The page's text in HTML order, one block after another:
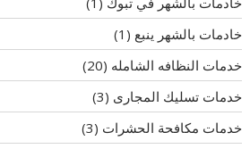
خادمات بالشهر ينبع (1)
خدمات النظافه الشامله (20)
خدمات تسليك المجارى (3)
خدمات مكافحة الحشرات (3)